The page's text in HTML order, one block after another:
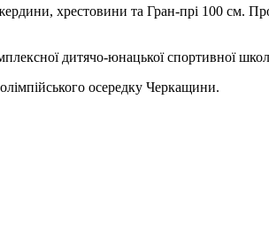
хрестовини та Гран-прі 100 см.
дитячо-юнацької спортивної
осередку Черкащини.